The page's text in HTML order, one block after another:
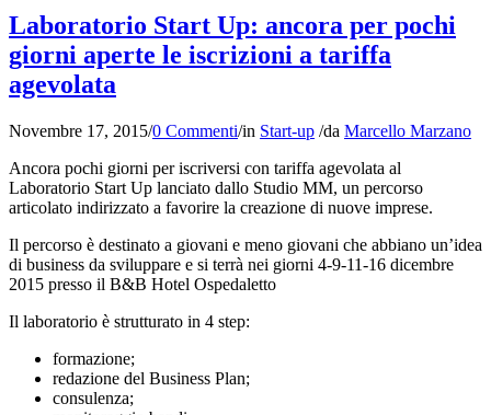
Laboratorio Start Up: ancora per pochi
giorni aperte le iscrizioni a tariffa
agevolata
Novembre 17, 2015/0 Commenti/in Start-up /da Marcello Marzano
Ancora pochi giorni per iscriversi con tariffa agevolata al
Laboratorio Start Up lanciato dallo Studio MM, un percorso
articolato indirizzato a favorire la creazione di nuove imprese.
Il percorso è destinato a giovani e meno giovani che abbiano un’idea
di business da sviluppare e si terrà nei giorni 4-9-11-16 dicembre
2015 presso il B&B Hotel Ospedaletto
Il laboratorio è strutturato in 4 step:
formazione;
redazione del Business Plan;
consulenza;